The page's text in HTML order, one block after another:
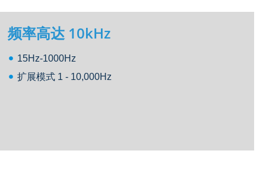
频率高达 10kHz
15Hz-1000Hz
扩展模式 1 - 10,000Hz